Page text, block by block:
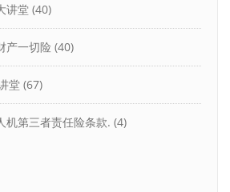
讲堂 (40)
产一切险 (40)
堂 (67)
第三者责任险条款. (4)